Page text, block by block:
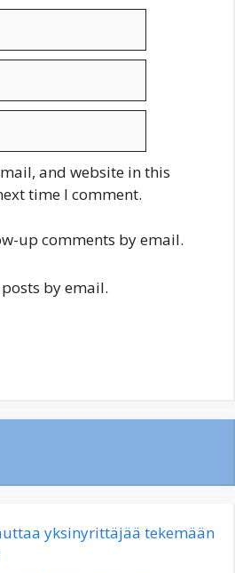
and website in this
time I comment.
up comments by email.
by email.
yksinyrittäjää tekemään